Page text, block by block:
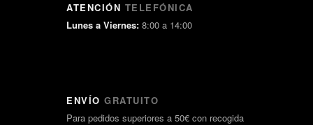
ATENCIÓN TELEFÓNICA
Lunes a Viernes: 8:00 a 14:00
ENVÍO GRATUITO
Para pedidos superiores a 50€ con recogida